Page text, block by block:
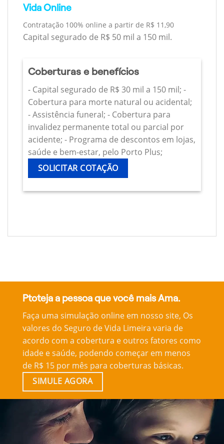
Vida Online
Contratação 100% online a partir de R$ 11,90
Capital segurado de R$ 50 mil a 150 mil.
Coberturas e benefícios
- Capital segurado de R$ 30 mil a 150 mil; -
Cobertura para morte natural ou acidental;
- Assistência funeral; - Cobertura para
invalidez permanente total ou parcial por
acidente; - Programa de descontos em lojas,
saúde e bem-estar, pelo Porto Plus;
SOLICITAR COTAÇÃO
Ptoteja a pessoa que você mais Ama.
Faça uma simulação online em nosso site, Os
valores do Seguro de Vida Limeira varia de
acordo com a cobertura e outros fatores como
idade e saúde, podendo começar em menos
de R$ 15 por mês para coberturas básicas.
SIMULE AGORA